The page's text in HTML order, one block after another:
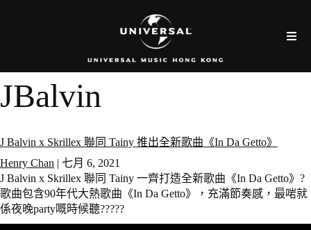
JBalvin
J Balvin x Skrillex 聯同 Tainy 推出全新歌曲《In Da Getto》
Henry Chan | 七月 6, 2021
J Balvin x Skrillex 聯同 Tainy 一齊打造全新歌曲《In Da Getto》?
歌曲包含90年代大熱歌曲《In Da Getto》，充滿節奏感，最啱就
係夜晚party嘅時候聽?????